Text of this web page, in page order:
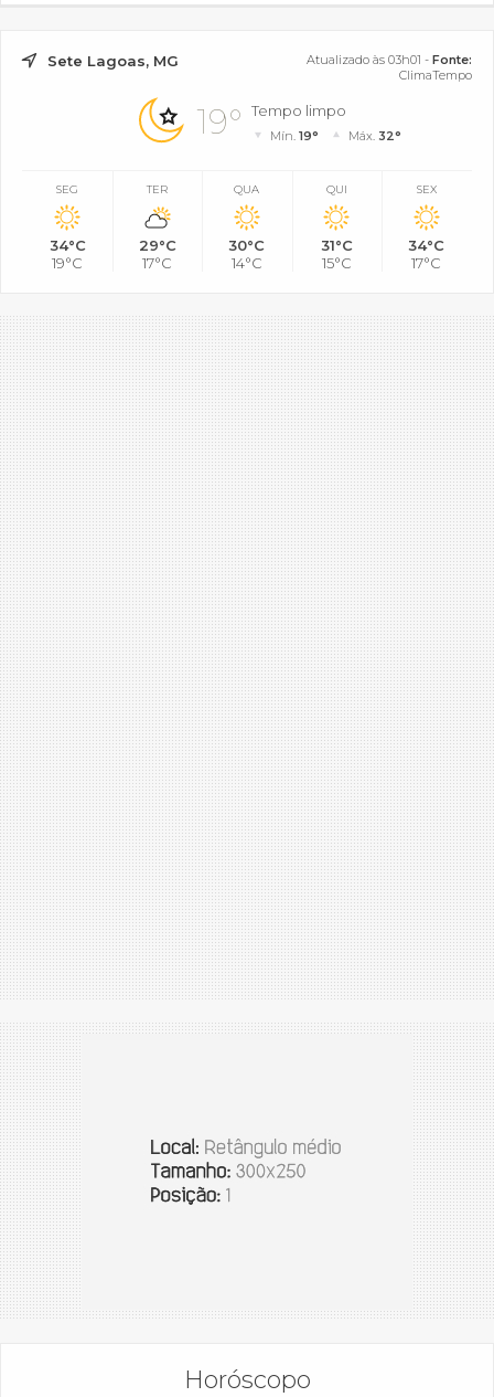
Sete Lagoas, MG Atualizado às 03h01 - Fonte:
ClimaTempo
19° Tempo limpo
Mín.19° Máx. 32°
SEG
34°C
19°C
TER
29°C
17°C
QUA
30°C
14°C
QUI
31°C
15°C
SEX
34°C
17°C
Horóscopo